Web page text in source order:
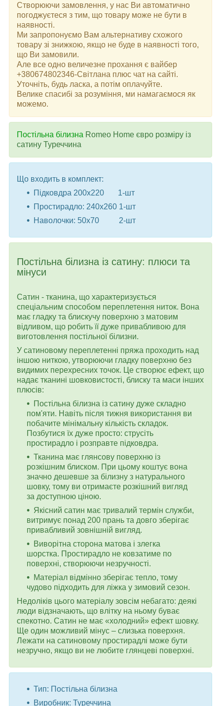
Створюючи замовлення, у нас Ви автоматично
погоджуєтеся з тим, що товару може не бути в
наявності.
Ми запропонуємо Вам альтернативу схожого
товару зі знижкою, якщо не буде в наявності того,
що Ви замовили.
Але все одно величезне прохання є вайбер
+380674802346-Світлана плюс чат на сайті.
Уточніть, будь ласка, а потім оплачуйте.
Велике спасибі за розуміння, ми намагаємося як
можемо.
Постільна білизна Romeo Home євро розміру із
сатину Туреччина
Що входить в комплект:
Підковдра 200x220 1-шт
Простирадло: 240x260 1-шт
Наволочки: 50x70 2-шт
Постільна білизна із сатину: плюси та
мінуси
Сатин - тканина, що характеризується
спеціальним способом переплетення ниток. Вона
має гладку та блискучу поверхню з матовим
відливом, що робить її дуже привабливою для
виготовлення постільної білизни.
У сатиновому переплетенні пряжа проходить над
іншою ниткою, утворюючи гладку поверхню без
видимих ​​перехресних точок. Це створює ефект, що
надає тканині шовковистості, блиску та маси інших
плюсів:
Постільна білизна із сатину дуже складно
пом'яти. Навіть після тижня використання ви
побачите мінімальну кількість складок.
Позбутися їх дуже просто: струсіть
простирадло і розправте підковдра.
Тканина має глянсову поверхню із
розкішним блиском. При цьому коштує вона
значно дешевше за білизну з натурального
шовку, тому ви отримаєте розкішний вигляд
за доступною ціною.
Якісний сатин має тривалий термін служби,
витримує понад 200 прань та довго зберігає
привабливий зовнішній вигляд.
Виворітна сторона матова і злегка
шорстка. Простирадло не ковзатиме по
поверхні, створюючи незручності.
Матеріал відмінно зберігає тепло, тому
чудово підходить для ліжка у зимовий сезон.
Недоліків цього матеріалу зовсім небагато: деякі
люди відзначають, що влітку на ньому буває
спекотно. Сатин не має «холодний» ефект шовку.
Ще один можливий мінус – слизька поверхня.
Лежати на сатиновому простирадлі може бути
незручно, якщо ви не любите глянцеві поверхні.
Тип: Постільна білизна
Виробник: Туреччина